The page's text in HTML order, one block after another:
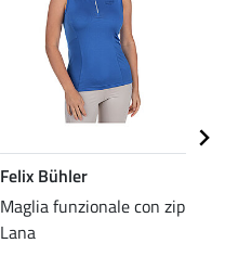
Felix Bühler
Maglia funzionale con zip
Lana